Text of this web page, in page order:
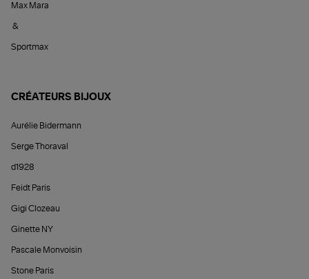
Max Mara
&
Sportmax
CRÉATEURS BIJOUX
Aurélie Bidermann
Serge Thoraval
d1928
Feidt Paris
Gigi Clozeau
Ginette NY
Pascale Monvoisin
Stone Paris